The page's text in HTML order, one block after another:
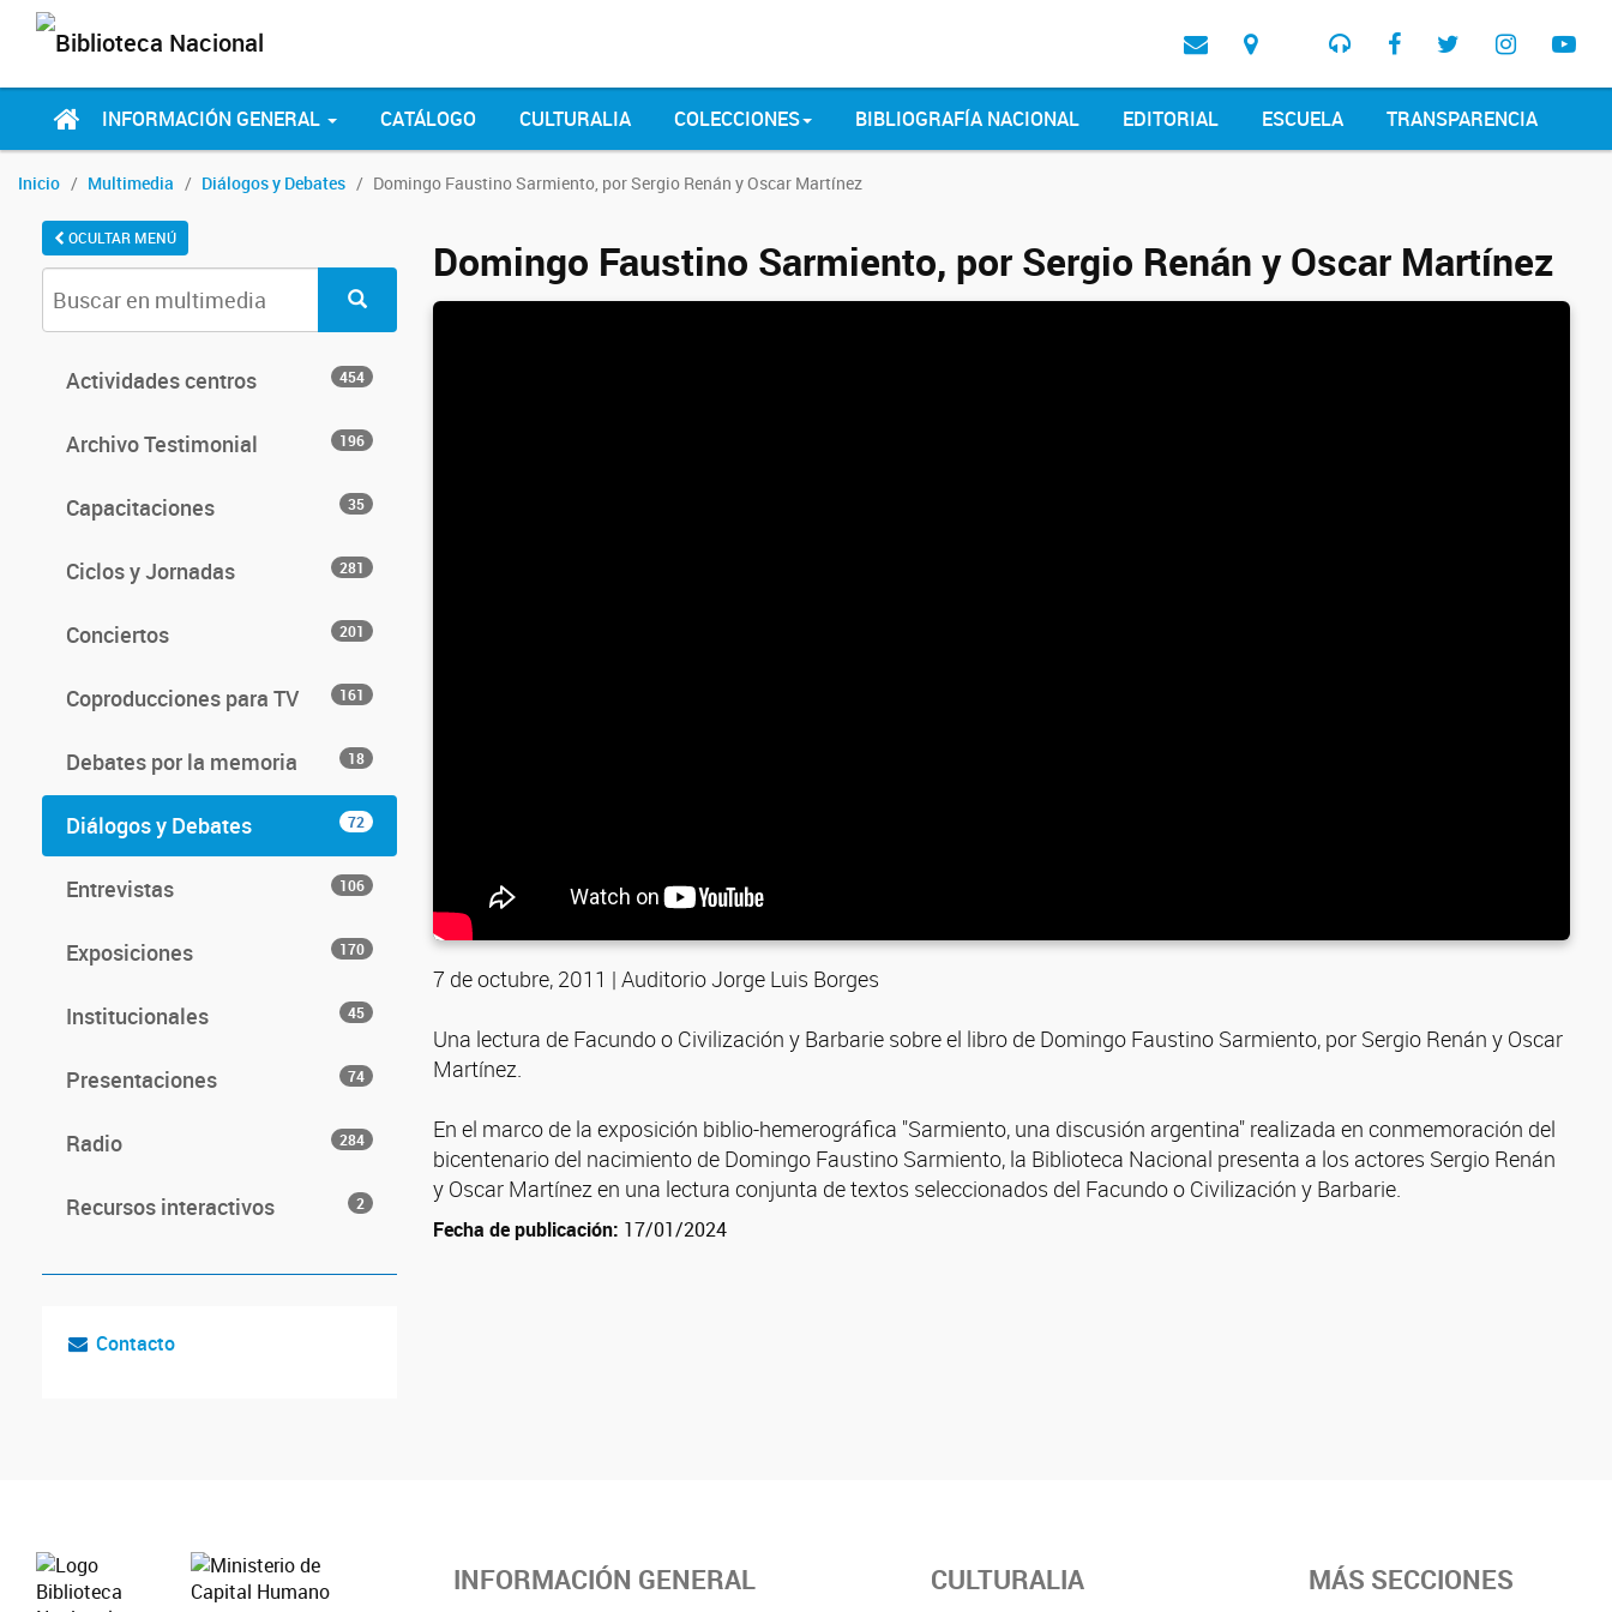
INFORMACIÓN GENERAL CATÁLOGO CULTURALIA COLECCIONES BIBLIOGRAFÍA NACIONAL EDITORIAL ESCUELA TRANSPARENCIA
Inicio Multimedia Diálogos y Debates Domingo Faustino Sarmiento, por Sergio Renán y Oscar Martínez
OCULTAR MENÚ
Actividades centros 454
Archivo Testimonial 196
Capacitaciones 35
Ciclos y Jornadas 281
Conciertos 201
Coproducciones para TV 161
Debates por la memoria 18
Diálogos y Debates 72
Entrevistas 106
Exposiciones 170
Institucionales 45
Presentaciones 74
Radio 284
Recursos interactivos 2
Contacto
Domingo Faustino Sarmiento, por Sergio Renán y Oscar Martínez
7 de octubre, 2011 | Auditorio Jorge Luis Borges
Una lectura de Facundo o Civilización y Barbarie sobre el libro de Domingo Faustino Sarmiento, por Sergio Renán y Oscar
Martínez.
En el marco de la exposición biblio-hemerográfica "Sarmiento, una discusión argentina" realizada en conmemoración del
bicentenario del nacimiento de Domingo Faustino Sarmiento, la Biblioteca Nacional presenta a los actores Sergio Renán
y Oscar Martínez en una lectura conjunta de textos seleccionados del Facundo o Civilización y Barbarie.
Fecha de publicación: 17/01/2024
INFORMACIÓN GENERAL CULTURALIA MÁS SECCIONES